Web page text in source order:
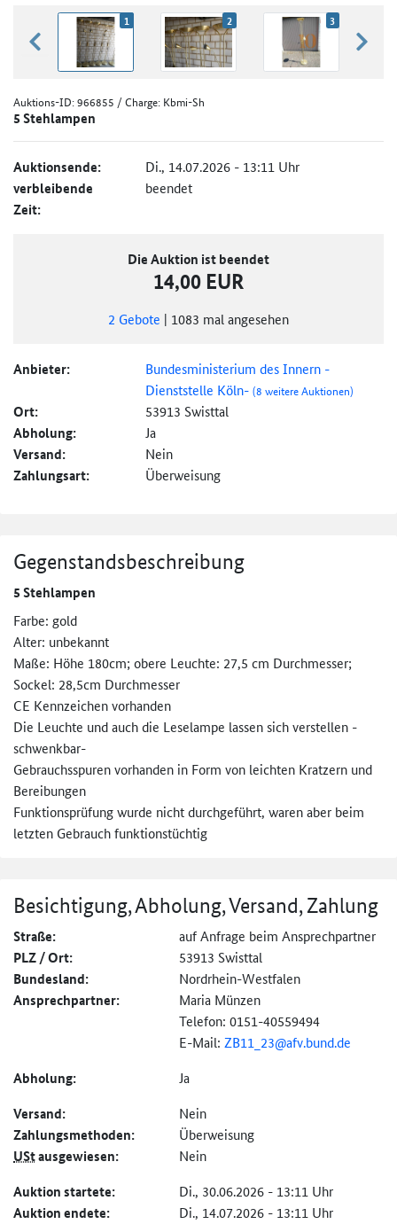
zurück blättern
1 2 3
Auktions-ID:966855 / Charge: Kbmi-Sh
5 Stehlampen
Auktionsende: Di., 14.07.2026 - 13:11 Uhr
verbleibende
Zeit:
beendet
Die Auktion ist beendet
14,00 EUR
2 Gebote | 1083 mal angesehen
Anbieter:
Bundesministerium des Innern -
Dienststelle Köln-(8 weitere Auktionen)
Ort: 53913 Swisttal
Abholung: Ja
Versand: Nein
Zahlungsart: Überweisung
Gegenstandsbeschreibung
5 Stehlampen
Farbe: gold
Alter: unbekannt
Maße: Höhe 180cm; obere Leuchte: 27,5 cm Durchmesser;
Sockel: 28,5cm Durchmesser
CE Kennzeichen vorhanden
Die Leuchte und auch die Leselampe lassen sich verstellen -
schwenkbar-
Gebrauchsspuren vorhanden in Form von leichten Kratzern und
Bereibungen
Funktionsprüfung wurde nicht durchgeführt, waren aber beim
letzten Gebrauch funktionstüchtig
Besichtigung, Abholung, Versand, Zahlung
Straße: auf Anfrage beim Ansprechpartner
PLZ / Ort: 53913 Swisttal
Bundesland: Nordrhein-Westfalen
Ansprechpartner:
Maria Münzen
Telefon: 0151-40559494
E-Mail: ZB11_23@afv.bund.de
Abholung: Ja
Versand: Nein
Zahlungs­methoden: Überweisung
UStausgewiesen: Nein
Auktion startete: Di., 30.06.2026 - 13:11 Uhr
Auktion endete: Di., 14.07.2026 - 13:11 Uhr